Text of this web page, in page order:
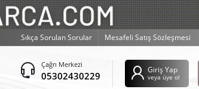
Sıkça Sorulan Sorular Mesafeli Satış Sözleşmesi
Çağrı Merkezi
05302430229
Giriş Yap
veya üye ol